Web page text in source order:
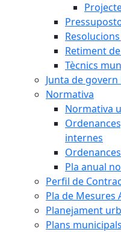
Retiment
Tècnics
Junta de govern
Normativa
Normativa
internes
Pla anual
Perfil de
Pla de Mesures
Planejament
Plans municipals